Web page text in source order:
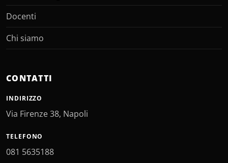
Docenti
Chi siamo
CONTATTI
INDIRIZZO
Via Firenze 38, Napoli
TELEFONO
081 5635188